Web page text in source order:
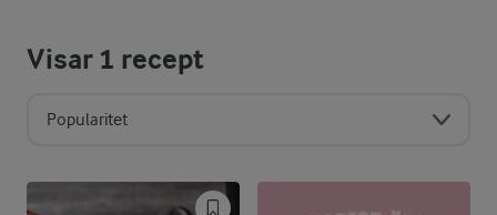
Visar1 recept
Popularitet